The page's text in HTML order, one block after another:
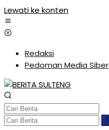
Lewati ke konten
Redaksi
Pedoman Media Siber